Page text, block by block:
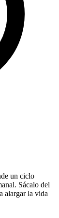
un ciclo
Sácalo del
alargar la vida